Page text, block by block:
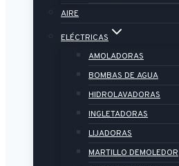
AIRE
ELÉCTRICAS
AMOLADORAS
BOMBAS DE AGUA
HIDROLAVADORAS
INGLETADORAS
LIJADORAS
MARTILLO DEMOLEDOR